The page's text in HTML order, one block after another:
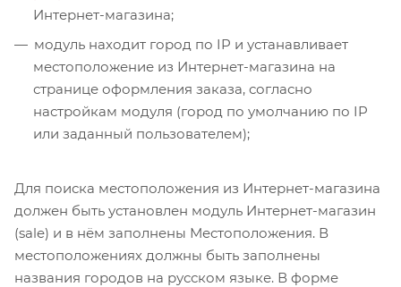
Интернет-магазина;
модуль находит город по IP и устанавливает
местоположение из Интернет-магазина на
странице оформления заказа, согласно
настройкам модуля (город по умолчанию по IP
или заданный пользователем);
Для поиска местоположения из Интернет-магазина
должен быть установлен модуль Интернет-магазин
(sale) и в нём заполнены Местоположения. В
местоположениях должны быть заполнены
названия городов на русском языке. В форме